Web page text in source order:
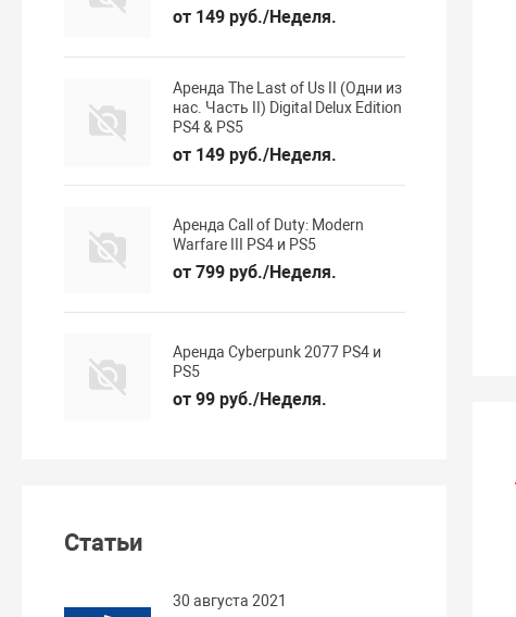
от 149 руб./Неделя.
Аренда The Last of Us II (Одни из
нас. Часть II) Digital Delux Edition
PS4 & PS5
от 149 руб./Неделя.
Аренда Call of Duty: Modern
Warfare III PS4 и PS5
от 799 руб./Неделя.
Аренда Cyberpunk 2077 PS4 и
PS5
от 99 руб./Неделя.
Статьи
30 августа 2021